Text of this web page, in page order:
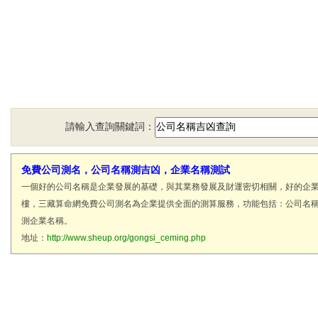
請輸入查詢關鍵詞：
免費公司測名，公司名稱測吉凶，企業名稱測試
一個好的公司名稱是企業發展的基礎，與其業務發展及財運密切相關，好的企
樓，三藏算命網免費公司測名為企業提供全面的測算服務，功能包括：公司名
測企業名稱。
地址： http://www.sheup.org/gongsi_ceming.php